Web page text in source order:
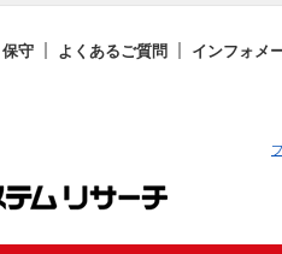
守 よくあるご質問 インフォメ